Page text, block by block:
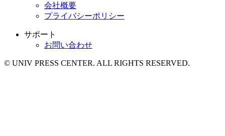
会社概要
プライバシーポリシー
サポート
お問い合わせ
© UNIV PRESS CENTER. ALL RIGHTS RESERVED.